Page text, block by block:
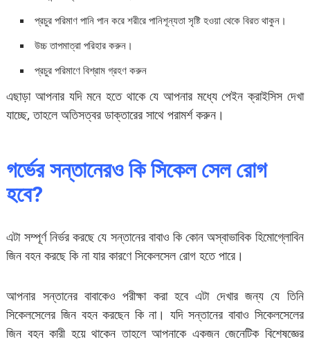
প্রচুর পরিমাণ পানি পান করে শরীরে পানিশূন্যতা সৃষ্টি হওয়া থেকে বিরত থাকুন।
উচ্চ তাপমাত্রা পরিহার করুন।
প্রচুর পরিমাণে বিশ্রাম গ্রহণ করুন
এছাড়া আপনার যদি মনে হতে থাকে যে আপনার মধ্যে পেইন ক্রাইসিস দেখা
যাচ্ছে, তাহলে অতিসত্বর ডাক্তারের সাথে পরামর্শ করুন।
গর্ভের সন্তানেরও কি সিকেল সেল রোগ
হবে?
এটা সম্পূর্ণ নির্ভর করছে যে সন্তানের বাবাও কি কোন অস্বাভাবিক হিমোগ্লোবিন
জিন বহন করছে কি না যার কারণে সিকেলসেল রোগ হতে পারে।
আপনার সন্তানের বাবাকেও পরীক্ষা করা হবে এটা দেখার জন্য যে তিনি
সিকেলসেলের জিন বহন করছেন কি না। যদি সন্তানের বাবাও সিকেলসেলের
জিন বহন কারী হয়ে থাকেন তাহলে আপনাকে একজন জেনেটিক বিশেষজ্ঞের